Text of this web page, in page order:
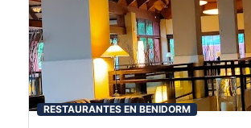
RESTAURANTES EN BENIDORM